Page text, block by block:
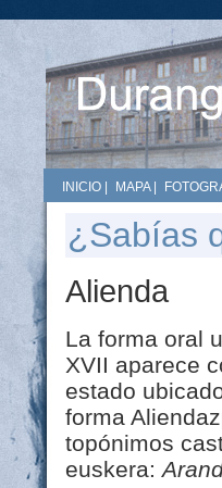
INICIO MAPA|
¿Sabías
Alienda
La forma oral
XVII aparece
estado
forma
topónimos
euskera: